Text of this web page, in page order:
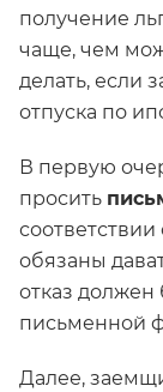
получение
чаще, чем
делать, если
отпуска по
В первую
просить
обязаны
отказ
письменной
Далее,